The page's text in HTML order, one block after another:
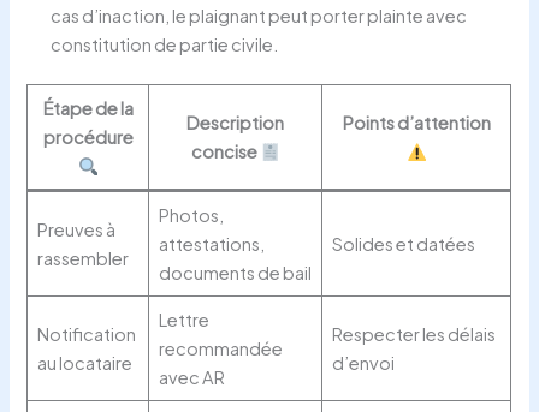
cas d’inaction, le plaignant peut porter plainte avec
constitution de partie civile.
Étape de la
procédure
Description
concise
Points d’attention
Preuves à
rassembler
Photos,
attestations,
documents de bail
Solides et datées
Notification
au locataire
Lettre
recommandée
avec AR
Respecter les délais
d’envoi